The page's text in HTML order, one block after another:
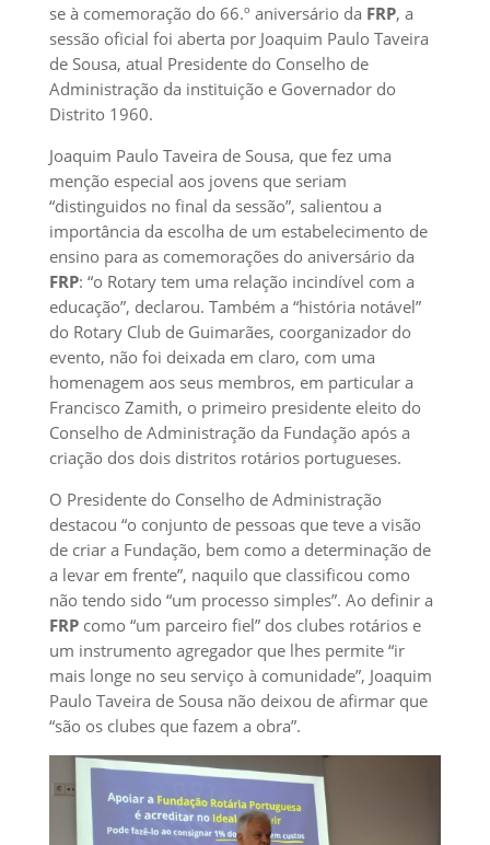
se à comemoração do 66.º aniversário da FRP, a
sessão oficial foi aberta por Joaquim Paulo Taveira
de Sousa, atual Presidente do Conselho de
Administração da instituição e Governador do
Distrito 1960.
Joaquim Paulo Taveira de Sousa, que fez uma
menção especial aos jovens que seriam
“distinguidos no final da sessão”, salientou a
importância da escolha de um estabelecimento de
ensino para as comemorações do aniversário da
FRP: “o Rotary tem uma relação incindível com a
educação”, declarou. Também a “história notável”
do Rotary Club de Guimarães, coorganizador do
evento, não foi deixada em claro, com uma
homenagem aos seus membros, em particular a
Francisco Zamith, o primeiro presidente eleito do
Conselho de Administração da Fundação após a
criação dos dois distritos rotários portugueses.
O Presidente do Conselho de Administração
destacou “o conjunto de pessoas que teve a visão
de criar a Fundação, bem como a determinação de
a levar em frente”, naquilo que classificou como
não tendo sido “um processo simples”. Ao definir a
FRPcomo “um parceiro fiel” dos clubes rotários e
um instrumento agregador que lhes permite “ir
mais longe no seu serviço à comunidade”, Joaquim
Paulo Taveira de Sousa não deixou de afirmar que
“são os clubes que fazem a obra”.